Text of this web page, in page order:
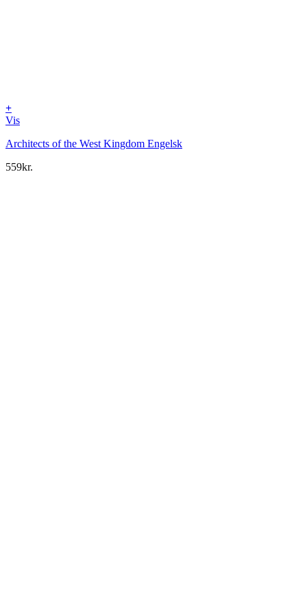
+
Vis
Architects of the West Kingdom Engelsk
559kr.